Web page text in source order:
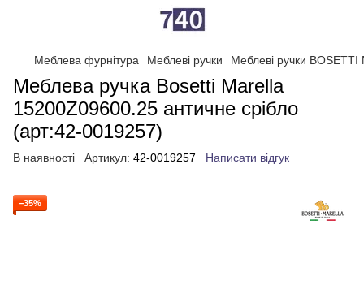
Меблева фурнітура Меблеві ручки Меблеві ручки BOSETTI
Меблева ручка Bosetti Marella
15200Z09600.25 античне срібло
(арт:42-0019257)
В наявності Артикул: 42-0019257 Написати відгук
−35%